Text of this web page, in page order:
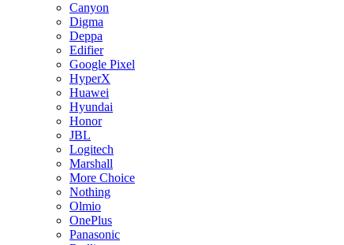
Canyon
Digma
Deppa
Edifier
Google Pixel
HyperX
Huawei
Hyundai
Honor
JBL
Logitech
Marshall
More Choice
Nothing
Olmio
OnePlus
Panasonic